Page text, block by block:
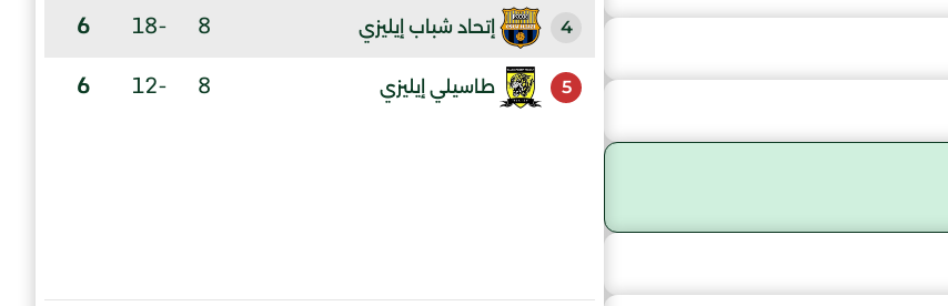
4 إتحاد شباب إيليزي 8
-18
6
5 طاسيلي إيليزي 8
-12
6